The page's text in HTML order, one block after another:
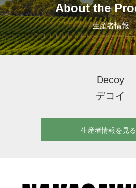
About the
生産者情報
Decoy
デコイ
生産者情報を見る